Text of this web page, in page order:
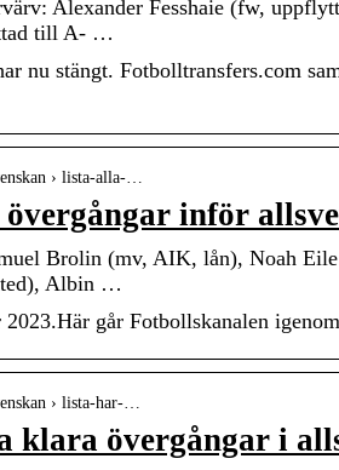
Alexander Fesshaie (fw,
till A- …
nu stängt. Fotbolltransfers.com
› lista-alla-…
inför
Brolin (mv, AIK, lån), Noah
Albin …
går Fotbollskanalen
› lista-har-…
övergångar i